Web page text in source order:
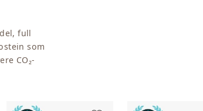
full
som
CO₂-